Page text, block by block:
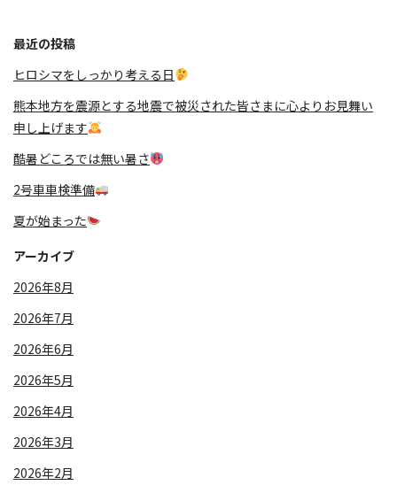
最近の投稿
ヒロシマをしっかり考える日
熊本地方を震源とする地震で被災された皆さまに心よりお見舞い
申し上げます
酷暑どころでは無い暑さ
2号車車検準備
夏が始まった
アーカイブ
2026年8月
2026年7月
2026年6月
2026年5月
2026年4月
2026年3月
2026年2月